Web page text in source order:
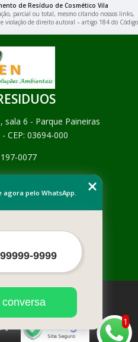
de Resíduo de Cosmético Vila
parcial ou total, mesmo citando nossos links,
violação de direito autoral – artigo 184 do Código
sala 6 - Parque Paineiras
CEP: 03694-000
0077
de direitos autorais.
19/02/1998)
1
agora pelo WhatsApp.
conversa